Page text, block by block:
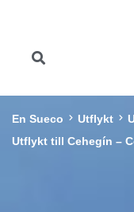
En Sueco Utflykt
Utflykt till Cehegín –